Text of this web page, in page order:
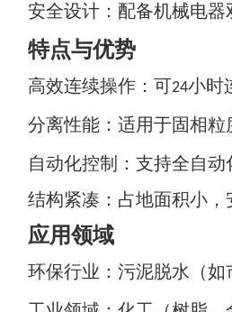
安全设计：配备机械电
特点与优势
高效连续操作：可24小时
分离性能：适用于固相粒
自动化控制：支持全自动
结构紧凑：占地面积小，
应用领域
环保行业：污泥脱水（如